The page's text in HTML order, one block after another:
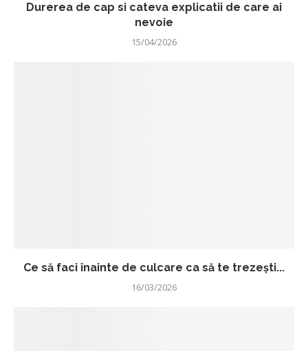
Durerea de cap si cateva explicatii de care ai
nevoie
15/04/2026
Ce să faci înainte de culcare ca să te trezești...
16/03/2026